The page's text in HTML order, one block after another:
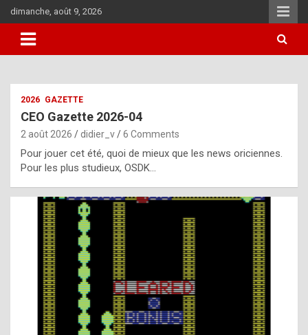
Skip
to
content
dimanche, août 9, 2026
i
u
l
y
d
i
2026 GAZETTE
CEO Gazette 2026-04
2 août 2026 didier_v 6 Comments
Pour jouer cet été, quoi de mieux que les news oriciennes.
Pour les plus studieux, OSDK…